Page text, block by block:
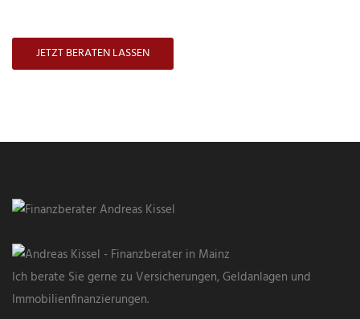
JETZT BERATEN LASSEN
Ich berate Sie gerne zu Versicherungen, Geldanlagen und
Immobilienfinanzierungen.